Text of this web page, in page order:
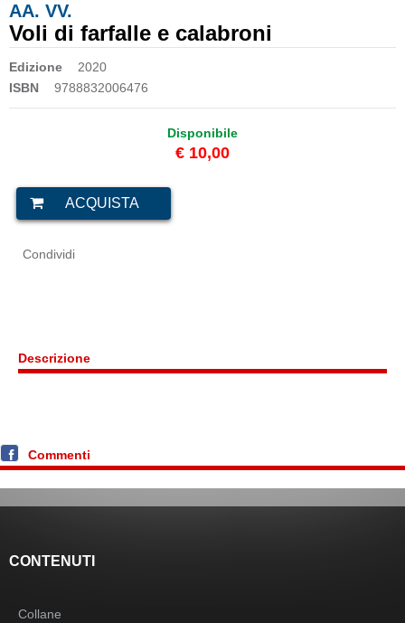
AA. VV.
Voli di farfalle e calabroni
Edizione
2020
ISBN
9788832006476
Disponibile
€ 10,00
Condividi
Descrizione
Commenti
CONTENUTI
Collane